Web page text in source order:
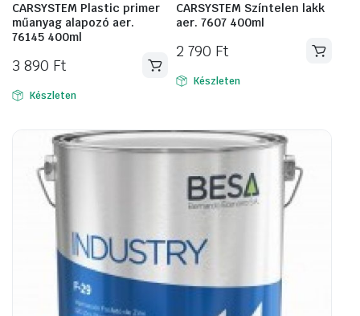
CARSYSTEM Plastic primer
műanyag alapozó aer.
76145 400ml
3 890 Ft
Készleten
CARSYSTEM Színtelen lakk
aer. 7607 400ml
2 790 Ft
Készleten